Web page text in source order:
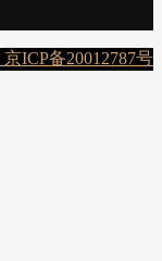
京ICP备20012787号